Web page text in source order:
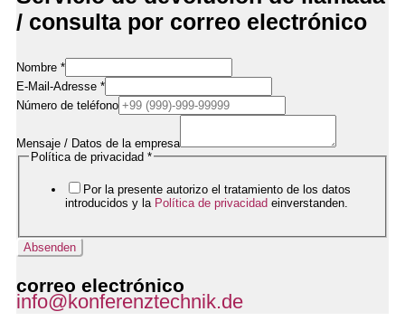
/ consulta por correo electrónico
Nombre *
E-Mail-Adresse *
Número de teléfono
Mensaje / Datos de la empresa
E-
Nachricht
Datenschutzerklärung
Política de privacidad *
Por la presente autorizo el tratamiento de los datos
introducidos y la Política de privacidad einverstanden.
Absenden
correo electrónico
info@konferenztechnik.de